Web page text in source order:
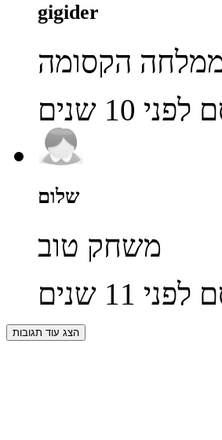
gigider
הקסומה
10 שנים
שלום
משחק טוב
11 שנים
הצג עוד תגובות